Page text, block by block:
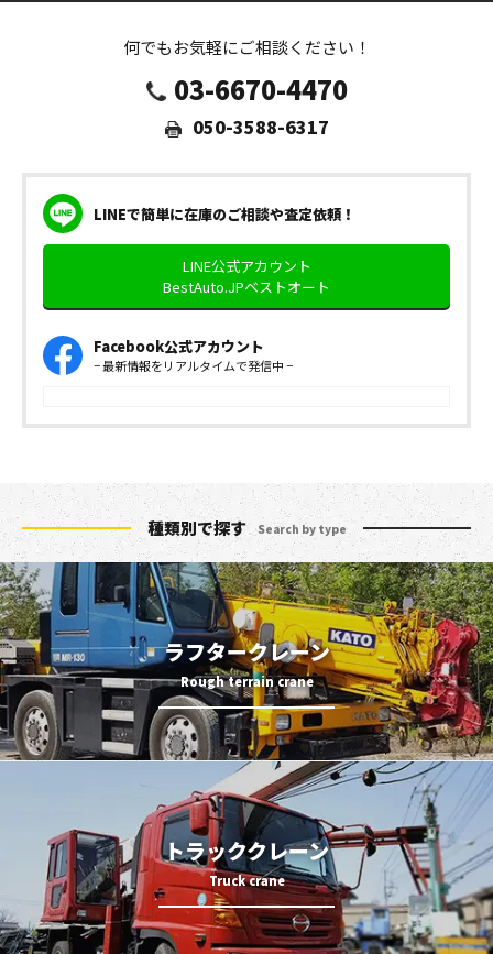
何でもお気軽にご相談ください！
03-6670-4470
050-3588-6317
LINEで簡単に在庫のご相談や査定依頼！
LINE公式アカウント
BestAuto.JPベストオート
Facebook公式アカウント
− 最新情報をリアルタイムで発信中 −
種類別で探す Search by type
ラフタークレーン
トラッククレーン